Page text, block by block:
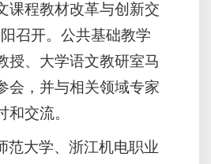
课程教材改革与创新交
召开。公共基础教学
授、大学语文教研室马
会，并与相关领域专家
和交流。
范大学、浙江机电职业